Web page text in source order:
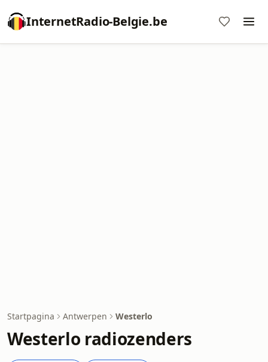
InternetRadio-Belgie.be
Startpagina Antwerpen Westerlo
Westerlo radiozenders